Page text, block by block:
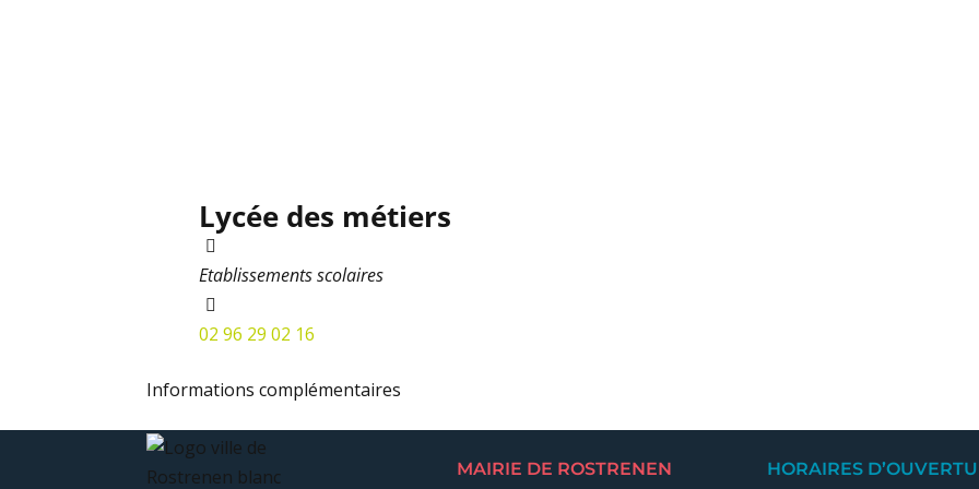
Lycée des métiers
Etablissements scolaires
02 96 29 02 16
Informations complémentaires
MAIRIE DE ROSTRENEN HORAIRES